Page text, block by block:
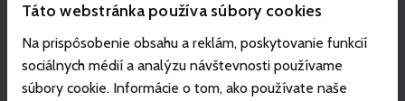
Táto webstránka používa súbory cookies
Na prispôsobenie obsahu a reklám, poskytovanie funkcií
sociálnych médií a analýzu návštevnosti používame
súbory cookie. Informácie o tom, ako používate naše